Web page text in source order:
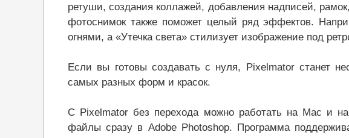
ретуши, создания коллажей, добавления надписей,
фотоснимок также поможет целый ряд эффектов.
огнями, а «Утечка света» стилизует изображение под
Если вы готовы создавать с нуля, Pixelmator станет
самых разных форм и красок.
С Pixelmator без перехода можно работать на Mac и
файлы сразу в Adobe Photoshop. Программа